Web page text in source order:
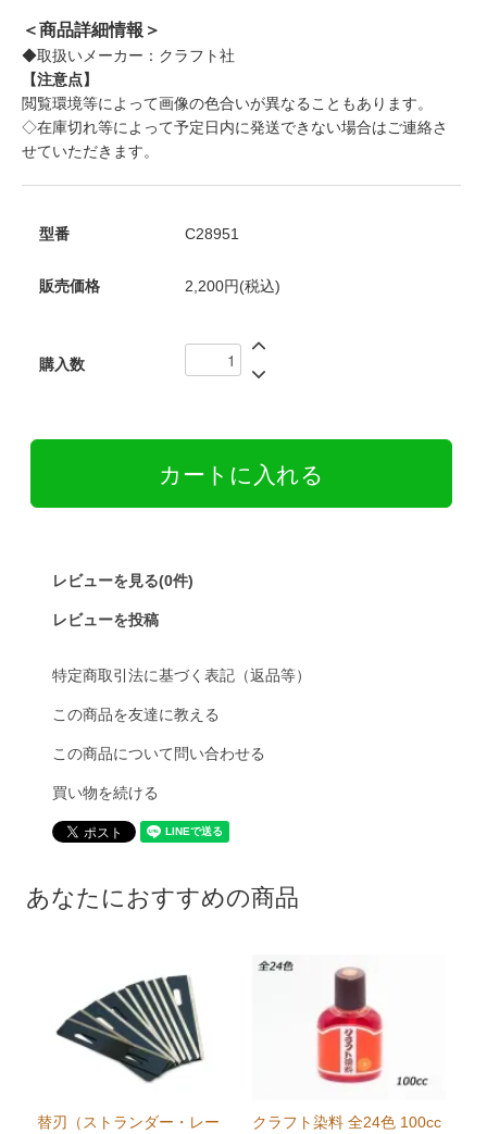
＜商品詳細情報＞
◆取扱いメーカー：クラフト社
【注意点】
閲覧環境等によって画像の色合いが異なることもあります。
◇在庫切れ等によって予定日内に発送できない場合はご連絡さ
せていただきます。
型番 C28951
販売価格 2,200円(税込)
購入数
レビューを見る(0件)
レビューを投稿
特定商取引法に基づく表記（返品等）
この商品を友達に教える
この商品について問い合わせる
買い物を続ける
あなたにおすすめの商品
替刃（ストランダー・レー
クラフト染料 全24色 100cc